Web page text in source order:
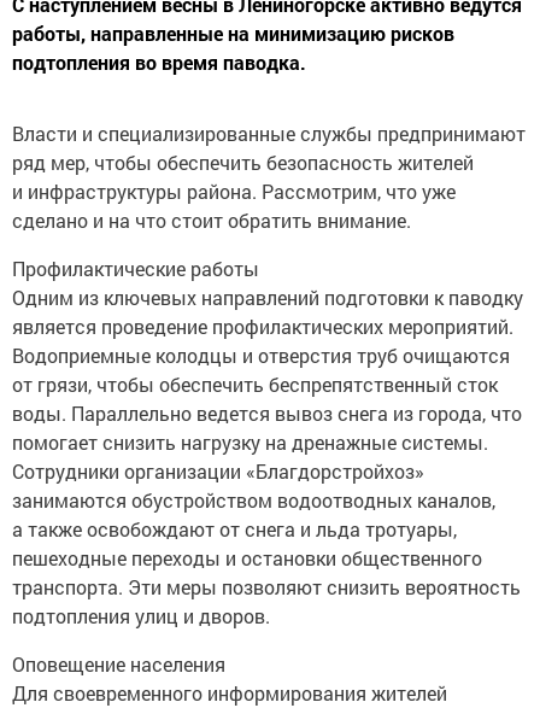
работы, направленные на минимизацию рисков
подтопления во время паводка.
Власти и специализированные службы предпринимают
ряд мер, чтобы обеспечить безопасность жителей
и инфраструктуры района. Рассмотрим, что уже
сделано и на что стоит обратить внимание.
Профилактические работы
Одним из ключевых направлений подготовки к паводку
является проведение профилактических мероприятий.
Водоприемные колодцы и отверстия труб очищаются
от грязи, чтобы обеспечить беспрепятственный сток
воды. Параллельно ведется вывоз снега из города, что
помогает снизить нагрузку на дренажные системы.
Сотрудники организации «Благдорстройхоз»
занимаются обустройством водоотводных каналов,
а также освобождают от снега и льда тротуары,
пешеходные переходы и остановки общественного
транспорта. Эти меры позволяют снизить вероятность
подтопления улиц и дворов.
Оповещение населения
Для своевременного информирования жителей